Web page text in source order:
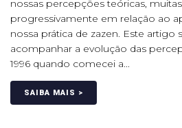
nossas percepções teóricas,
progressivamente em relação ao
nossa prática de zazen. Este artigo
acompanhar a evolução das
1996 quando comecei a...
SAIBA MAIS >